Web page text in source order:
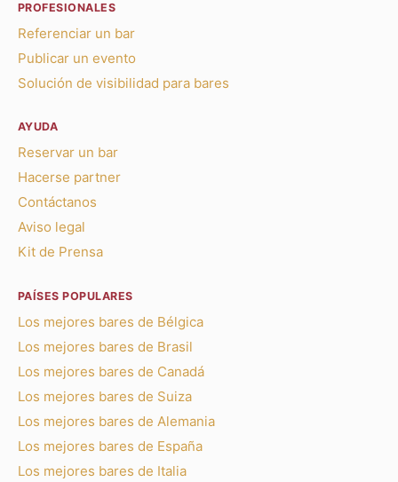
PROFESIONALES
Referenciar un bar
Publicar un evento
Solución de visibilidad para bares
AYUDA
Reservar un bar
Hacerse partner
Contáctanos
Aviso legal
Kit de Prensa
PAÍSES POPULARES
Los mejores bares de Bélgica
Los mejores bares de Brasil
Los mejores bares de Canadá
Los mejores bares de Suiza
Los mejores bares de Alemania
Los mejores bares de España
Los mejores bares de Italia